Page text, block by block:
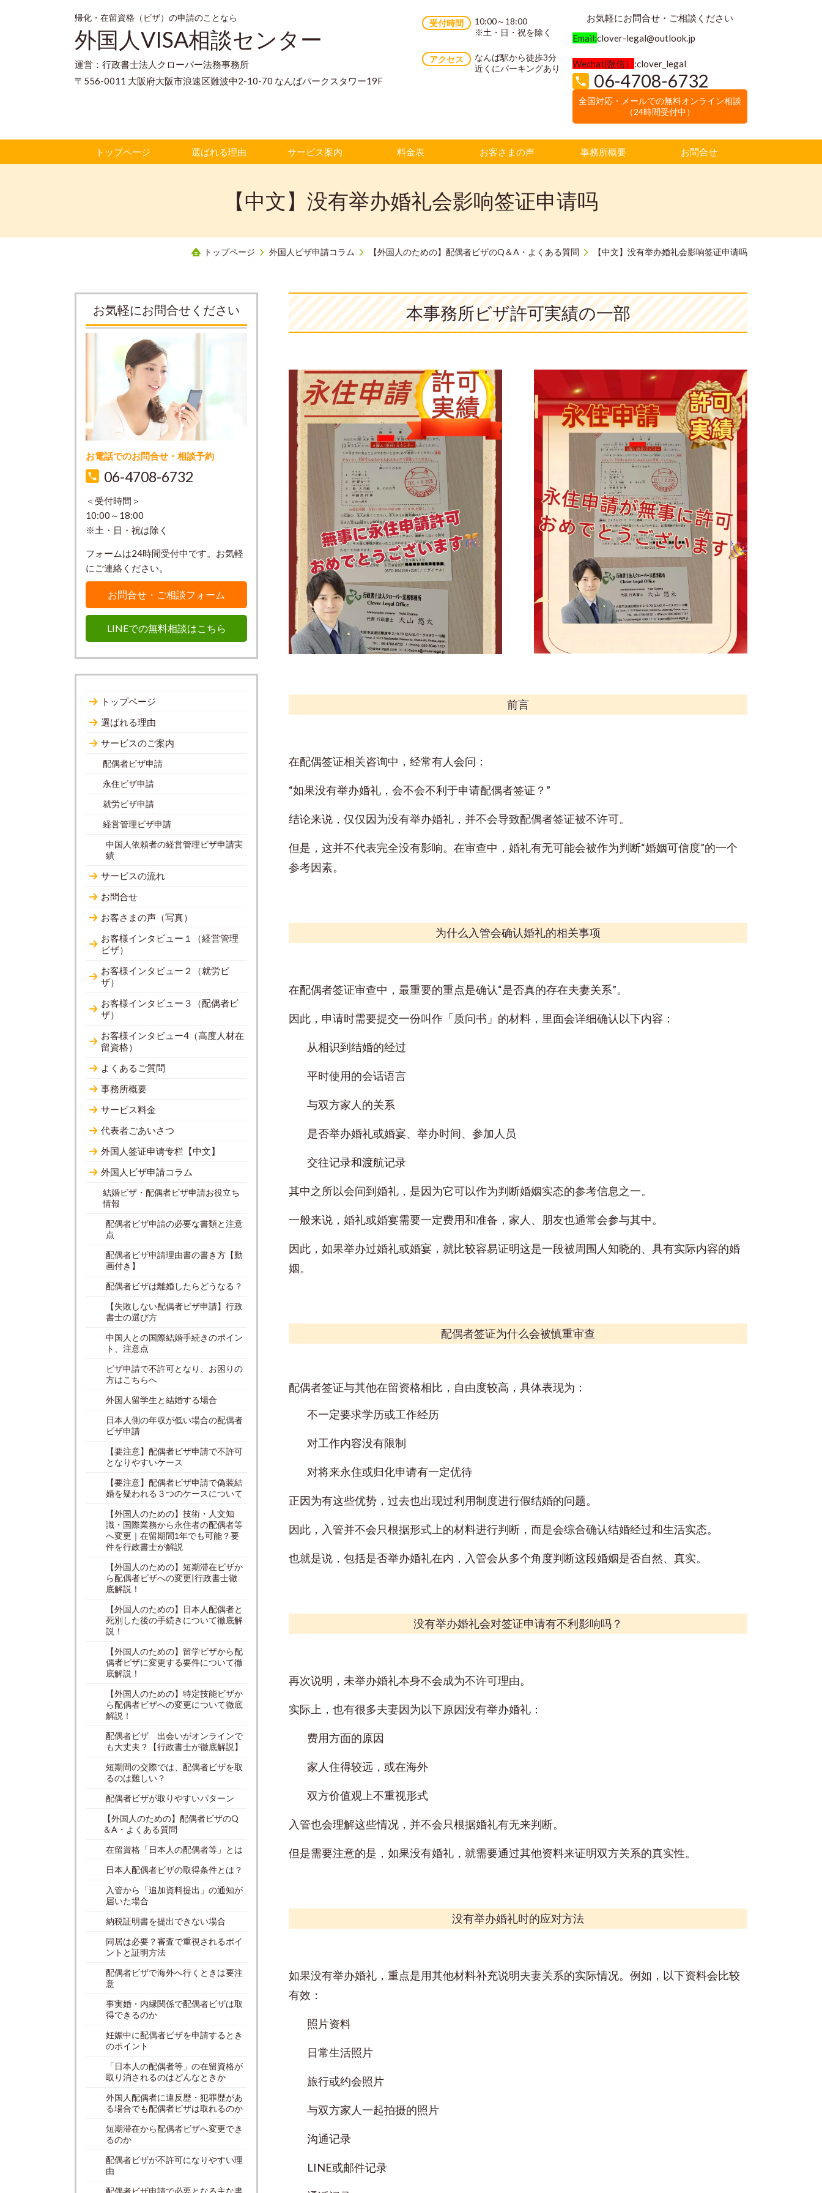
帰化・在留資格（ビザ）の申請のことなら
外国人VISA相談センター
運営：行政書士法人クローバー法務事務所
〒556-0011 大阪府大阪市浪速区難波中2-10-70 なんばパークスタワー19F
受付時間
10:00～18:00
※土・日・祝を除く
アクセス
なんば駅から徒歩3分
近くにパーキングあり
お気軽にお問合せ・ご相談ください
Email:clover-legal@outlook.jp
Wechat(微信） :clover_legal
06-4708-6732
全国対応・メールでの無料オンライン相談
（24時間受付中）
トップページ 選ばれる理由 サービス案内 料金表 お客さまの声 事務所概要 お問合せ
【中文】没有举办婚礼会影响签证申请吗
トップページ 外国人ビザ申請コラム 【外国人のための】配偶者ビザのQ＆A・よくある質問 【中文】没有举办婚礼会影响签证申请吗
本事務所ビザ許可実績の一部
前言
在配偶签证相关咨询中，经常有人会问：
“如果没有举办婚礼，会不会不利于申请配偶者签证？”
结论来说，仅仅因为没有举办婚礼，并不会导致配偶者签证被不许可。
但是，这并不代表完全没有影响。在审查中，婚礼有无可能会被作为判断“婚姻可信度”的一个
参考因素。
为什么入管会确认婚礼的相关事项
在配偶者签证审查中，最重要的重点是确认“是否真的存在夫妻关系”。
因此，申请时需要提交一份叫作「质问书」的材料，里面会详细确认以下内容：
从相识到结婚的经过
平时使用的会话语言
与双方家人的关系
是否举办婚礼或婚宴、举办时间、参加人员
交往记录和渡航记录
其中之所以会问到婚礼，是因为它可以作为判断婚姻实态的参考信息之一。
一般来说，婚礼或婚宴需要一定费用和准备，家人、朋友也通常会参与其中。
因此，如果举办过婚礼或婚宴，就比较容易证明这是一段被周围人知晓的、具有实际内容的婚
姻。
配偶者签证为什么会被慎重审查
配偶者签证与其他在留资格相比，自由度较高，具体表现为：
不一定要求学历或工作经历
对工作内容没有限制
对将来永住或归化申请有一定优待
正因为有这些优势，过去也出现过利用制度进行假结婚的问题。
因此，入管并不会只根据形式上的材料进行判断，而是会综合确认结婚经过和生活实态。
也就是说，包括是否举办婚礼在内，入管会从多个角度判断这段婚姻是否自然、真实。
没有举办婚礼会对签证申请有不利影响吗？
再次说明，未举办婚礼本身不会成为不许可理由。
实际上，也有很多夫妻因为以下原因没有举办婚礼：
费用方面的原因
家人住得较远，或在海外
双方价值观上不重视形式
入管也会理解这些情况，并不会只根据婚礼有无来判断。
但是需要注意的是，如果没有婚礼，就需要通过其他资料来证明双方关系的真实性。
没有举办婚礼时的应对方法
如果没有举办婚礼，重点是用其他材料补充说明夫妻关系的实际情况。例如，以下资料会比较
有效：
照片资料
日常生活照片
旅行或约会照片
与双方家人一起拍摄的照片
沟通记录
LINE或邮件记录
お気軽にお問合せください
お電話でのお問合せ・相談予約
06-4708-6732
＜受付時間＞
10:00～18:00
※土・日・祝は除く
フォームは24時間受付中です。お気軽
にご連絡ください。
お問合せ・ご相談フォーム
LINEでの無料相談はこちら
トップページ
選ばれる理由
サービスのご案内
配偶者ビザ申請
永住ビザ申請
就労ビザ申請
経営管理ビザ申請
中国人依頼者の経営管理ビザ申請実
績
サービスの流れ
お問合せ
お客さまの声（写真）
お客様インタビュー１（経営管理
ビザ）
お客様インタビュー２（就労ビ
ザ）
お客様インタビュー３（配偶者ビ
ザ）
お客様インタビュー4（高度人材在
留資格）
よくあるご質問
事務所概要
サービス料金
代表者ごあいさつ
外国人签证申请专栏【中文】
外国人ビザ申請コラム
結婚ビザ・配偶者ビザ申請お役立ち
情報
配偶者ビザ申請の必要な書類と注意
点
配偶者ビザ申請理由書の書き方【動
画付き】
配偶者ビザは離婚したらどうなる？
【失敗しない配偶者ビザ申請】行政
書士の選び方
中国人との国際結婚手続きのポイン
ト、注意点
ビザ申請で不許可となり、お困りの
方はこちらへ
外国人留学生と結婚する場合
日本人側の年収が低い場合の配偶者
ビザ申請
【要注意】配偶者ビザ申請で不許可
となりやすいケース
【要注意】配偶者ビザ申請で偽装結
婚を疑われる３つのケースについて
【外国人のための】技術・人文知
識・国際業務から永住者の配偶者等
へ変更｜在留期間1年でも可能？要
件を行政書士が解説
【外国人のための】短期滞在ビザか
ら配偶者ビザへの変更|行政書士徹
底解説！
【外国人のための】日本人配偶者と
死別した後の手続きについて徹底解
説！
【外国人のための】留学ビザから配
偶者ビザに変更する要件について徹
底解説！
【外国人のための】特定技能ビザか
ら配偶者ビザへの変更について徹底
解説！
配偶者ビザ 出会いがオンラインで
も大丈夫？【行政書士が徹底解説】
短期間の交際では、配偶者ビザを取
るのは難しい？
配偶者ビザが取りやすいパターン
【外国人のための】配偶者ビザのQ
＆A・よくある質問
在留資格「日本人の配偶者等」とは
日本人配偶者ビザの取得条件とは？
入管から「追加資料提出」の通知が
届いた場合
納税証明書を提出できない場合
同居は必要？審査で重視されるポイ
ントと証明方法
配偶者ビザで海外へ行くときは要注
意
事実婚・内縁関係で配偶者ビザは取
得できるのか
妊娠中に配偶者ビザを申請するとき
のポイント
「日本人の配偶者等」の在留資格が
取り消されるのはどんなときか
外国人配偶者に違反歴・犯罪歴があ
る場合でも配偶者ビザは取れるのか
短期滞在から配偶者ビザへ変更でき
るのか
配偶者ビザが不許可になりやすい理
由